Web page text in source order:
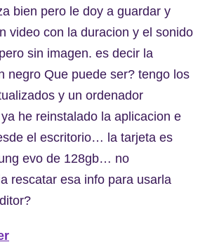
bien pero le doy a guardar y
video con la duracion y el sonido
sin imagen. es decir la
negro Que puede ser? tengo los
y un ordenador
he reinstalado la aplicacion e
el escritorio… la tarjeta es
evo de 128gb… no
rescatar esa info para usarla